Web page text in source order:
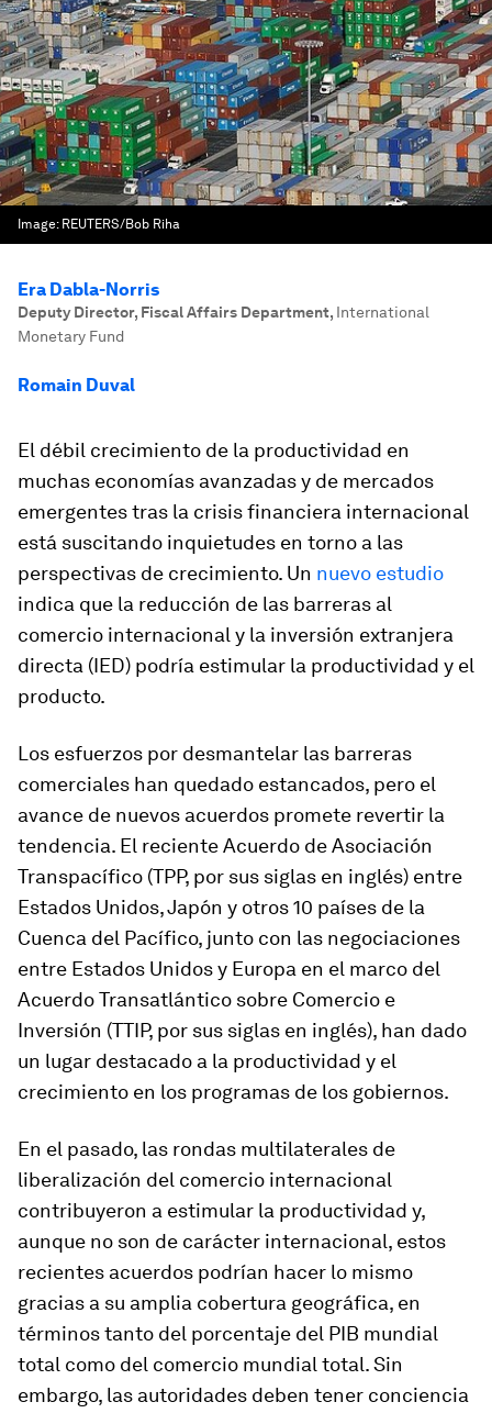
Image: REUTERS/Bob Riha
Era Dabla-Norris
Deputy Director, Fiscal Affairs Department, International
Monetary Fund
Romain Duval
El débil crecimiento de la productividad en
muchas economías avanzadas y de mercados
emergentes tras la crisis financiera internacional
está suscitando inquietudes en torno a las
perspectivas de crecimiento. Un nuevo estudio
indica que la reducción de las barreras al
comercio internacional y la inversión extranjera
directa (IED) podría estimular la productividad y el
producto.
Los esfuerzos por desmantelar las barreras
comerciales han quedado estancados, pero el
avance de nuevos acuerdos promete revertir la
tendencia. El reciente Acuerdo de Asociación
Transpacífico (TPP, por sus siglas en inglés) entre
Estados Unidos, Japón y otros 10 países de la
Cuenca del Pacífico, junto con las negociaciones
entre Estados Unidos y Europa en el marco del
Acuerdo Transatlántico sobre Comercio e
Inversión (TTIP, por sus siglas en inglés), han dado
un lugar destacado a la productividad y el
crecimiento en los programas de los gobiernos.
En el pasado, las rondas multilaterales de
liberalización del comercio internacional
contribuyeron a estimular la productividad y,
aunque no son de carácter internacional, estos
recientes acuerdos podrían hacer lo mismo
gracias a su amplia cobertura geográfica, en
términos tanto del porcentaje del PIB mundial
total como del comercio mundial total. Sin
embargo, las autoridades deben tener conciencia